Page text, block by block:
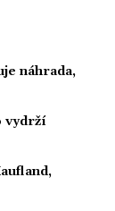
náhrada,
vydrží